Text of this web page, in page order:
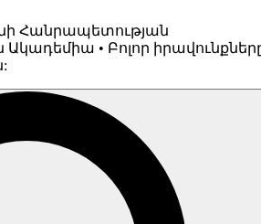
Հանրապետության
• Բոլոր